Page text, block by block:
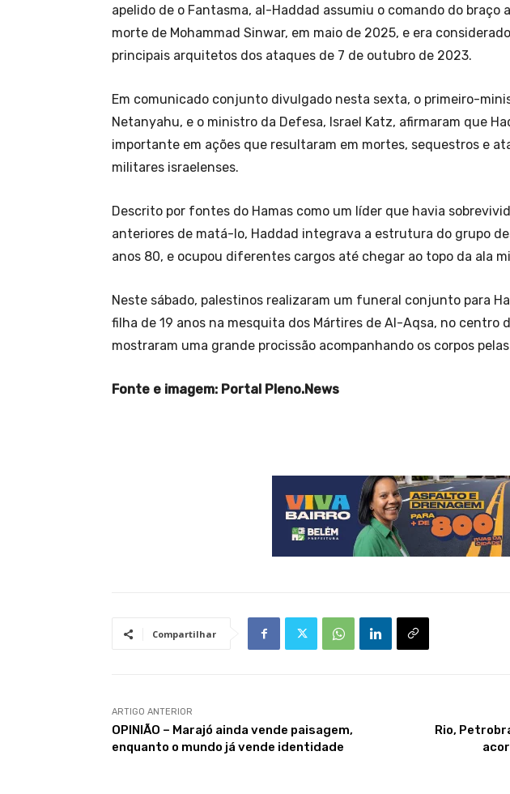
apelido de o Fantasma, al-Haddad assumiu o comando do braço
morte de Mohammad Sinwar, em maio de 2025, e era
principais arquitetos dos ataques de 7 de outubro de 2023.
Em comunicado conjunto divulgado nesta sexta, o primeiro-
Netanyahu, e o ministro da Defesa, Israel Katz, afirmaram que
importante em ações que resultaram em mortes, sequestros e
militares israelenses.
Descrito por fontes do Hamas como um líder que havia
anteriores de matá-lo, Haddad integrava a estrutura do grupo
anos 80, e ocupou diferentes cargos até chegar ao topo da ala
Neste sábado, palestinos realizaram um funeral conjunto para
filha de 19 anos na mesquita dos Mártires de Al-Aqsa, no centro
mostraram uma grande procissão acompanhando os corpos
Fonte e imagem: Portal Pleno.News
Compartilhar
ARTIGO ANTERIOR
OPINIÃO – Marajó ainda vende paisagem,
enquanto o mundo já vende identidade
Rio,